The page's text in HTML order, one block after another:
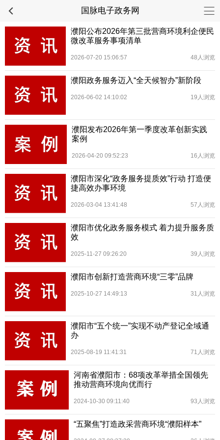
国脉电子政务网
濮阳公布2026年第三批营商环境利企便民
微改革服务事项清单
2026-07-20 15:06:57 48人浏览
濮阳政务服务迈入“全天候智办”新阶段
2026-06-02 14:10:02 19人浏览
濮阳发布2026年第一季度改革创新实践
案例
2026-04-20 09:52:23 16人浏览
濮阳市深化“政务服务提质效”行动 打造便
捷高效办事环境
2026-03-04 13:41:48 57人浏览
濮阳市优化政务服务模式 着力提升服务质
效
2025-11-27 09:26:20 39人浏览
濮阳市创新打造营商环境“三零”品牌
2025-10-27 14:49:13 31人浏览
濮阳市“五个统一”实现不动产登记全域通
办
2025-08-19 11:41:31 71人浏览
河南省濮阳市：68项改革举措全国领先
推动营商环境向优而行
2024-10-30 09:11:40 93人浏览
“五聚焦”打造政采营商环境“濮阳样本”